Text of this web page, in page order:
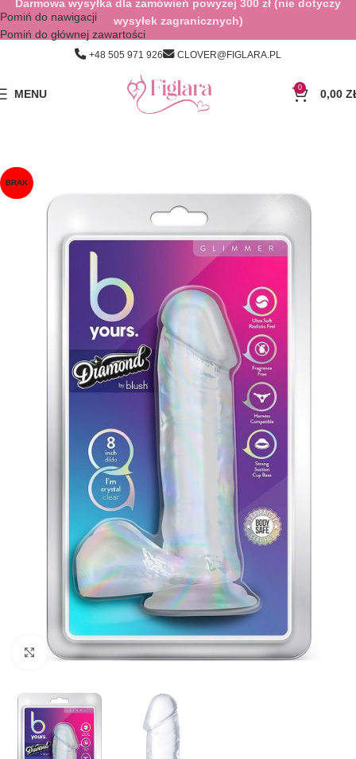
Pomiń do nawigacji
Pomiń do głównej zawartości
+48 505 971 926 CLOVER@FIGLARA.PL
MENU 0 0,00
BRAK
Kliknij, aby powiększyć
Darmowa wysyłka dla zamówień powyżej 300 zł (nie dotyczy
wysyłek zagranicznych)